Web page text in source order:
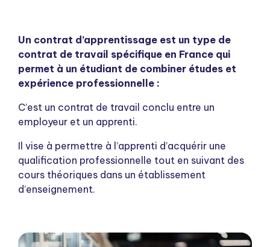
Un contrat d’apprentissage est un type de
contrat de travail spécifique en France qui
permet à un étudiant de combiner études et
expérience professionnelle :
C’est un contrat de travail conclu entre un
employeur et un apprenti.
Il vise à permettre à l’apprenti d’acquérir une
qualification professionnelle tout en suivant des
cours théoriques dans un établissement
d’enseignement.